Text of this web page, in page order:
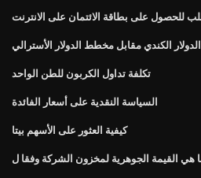
الدولار الكندي مقابل مخطط الدولار الأسترالي
تكلفة تداول الكربون للطن الواحد
السياسة النقدية على أسعار الفائدة
كيفية العثور على الأسهم بيتا